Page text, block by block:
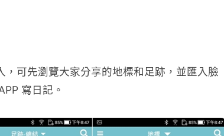
可先瀏覽大家分享的地標和足跡，並匯入臉
寫日記。